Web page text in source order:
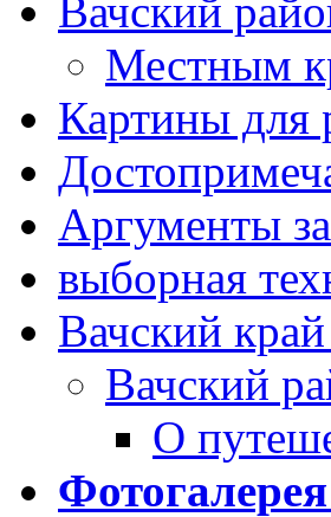
Вачский
Местным
Картины для
Аргументы
выборная
Вачский
Вачский
О